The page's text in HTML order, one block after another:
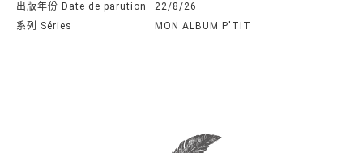
出版年份 Date de parution
22/8/26
系列 Séries
MON ALBUM P'TIT